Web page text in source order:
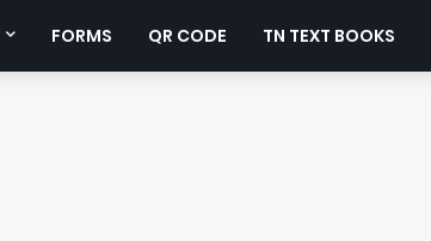
FORMS QR CODE TN TEXT BOOKS